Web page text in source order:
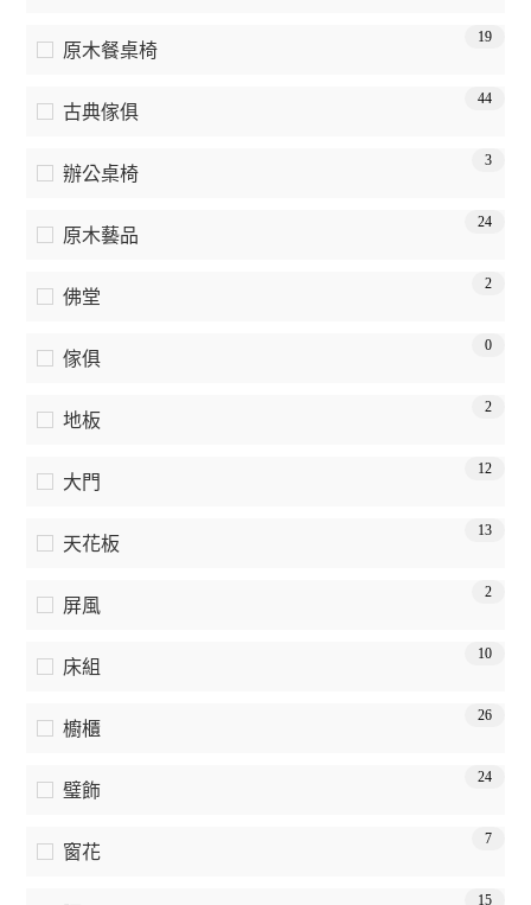
原木餐桌椅
19
古典傢俱
44
辦公桌椅
3
原木藝品
24
佛堂
2
傢俱
0
地板
2
大門
12
天花板
13
屏風
2
床組
10
櫥櫃
26
璧飾
24
窗花
7
15